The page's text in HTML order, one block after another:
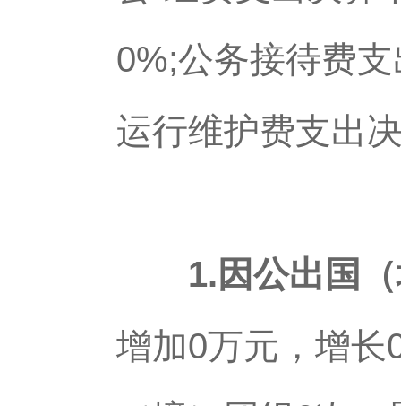
0%;公务接待费
运行维护费支出
1.因公出国（
增加0万元，增长